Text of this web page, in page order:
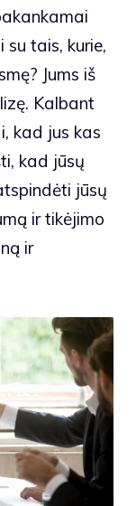
tais, kurie,
Jums iš
Kalbant
kad jus kas
kad jūsų
jūsų
ir tikėjimo
ir